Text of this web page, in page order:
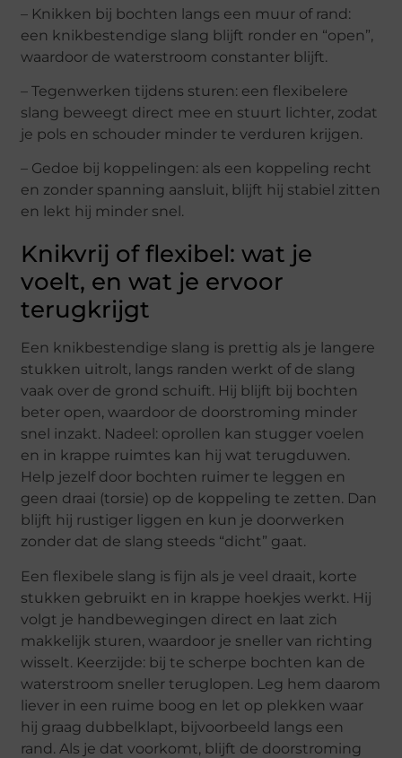
– Knikken bij bochten langs een muur of rand:
een knikbestendige slang blijft ronder en “open”,
waardoor de waterstroom constanter blijft.
– Tegenwerken tijdens sturen: een flexibelere
slang beweegt direct mee en stuurt lichter, zodat
je pols en schouder minder te verduren krijgen.
– Gedoe bij koppelingen: als een koppeling recht
en zonder spanning aansluit, blijft hij stabiel zitten
en lekt hij minder snel.
Knikvrij of flexibel: wat je
voelt, en wat je ervoor
terugkrijgt
Een knikbestendige slang is prettig als je langere
stukken uitrolt, langs randen werkt of de slang
vaak over de grond schuift. Hij blijft bij bochten
beter open, waardoor de doorstroming minder
snel inzakt. Nadeel: oprollen kan stugger voelen
en in krappe ruimtes kan hij wat terugduwen.
Help jezelf door bochten ruimer te leggen en
geen draai (torsie) op de koppeling te zetten. Dan
blijft hij rustiger liggen en kun je doorwerken
zonder dat de slang steeds “dicht” gaat.
Een flexibele slang is fijn als je veel draait, korte
stukken gebruikt en in krappe hoekjes werkt. Hij
volgt je handbewegingen direct en laat zich
makkelijk sturen, waardoor je sneller van richting
wisselt. Keerzijde: bij te scherpe bochten kan de
waterstroom sneller teruglopen. Leg hem daarom
liever in een ruime boog en let op plekken waar
hij graag dubbelklapt, bijvoorbeeld langs een
rand. Als je dat voorkomt, blijft de doorstroming